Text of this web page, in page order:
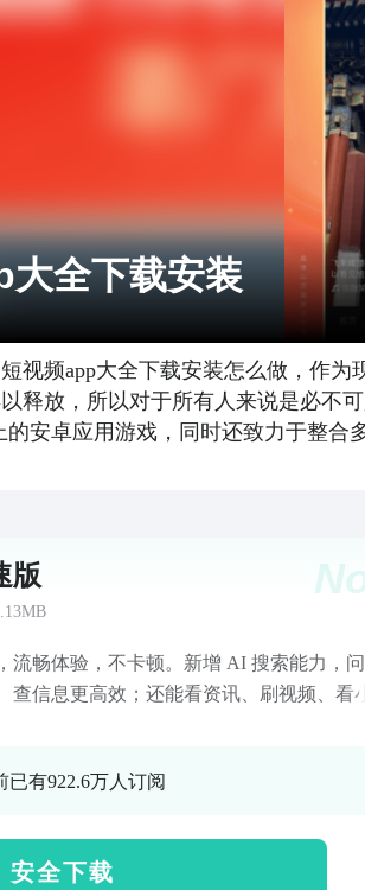
全下载安装
视频app大全下载安装怎么做，作
释放，所以对于所有人来说是必不
的安卓应用游戏，同时还致力于整
版
流畅体验，不卡顿。新增 AI 搜索能力，
查信息更高效；还能看资讯、刷视频、看
音就能问，复杂问题也能快速理解。【常
【新增功能更实用】新增听资讯、听视频
验全面升级，功能更丰富。【极速搜索更高
已有922.6万人订阅
安 全 下 载